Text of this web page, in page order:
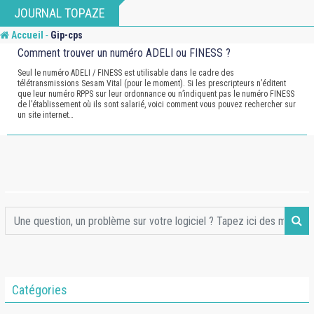
to
content
JOURNAL TOPAZE
Accueil - Gip-cps
Comment trouver un numéro ADELI ou FINESS ?
Seul le numéro ADELI / FINESS est utilisable dans le cadre des
télétransmissions Sesam Vital (pour le moment). Si les prescripteurs n’éditent
que leur numéro RPPS sur leur ordonnance ou n’indiquent pas le numéro FINESS
de l’établissement où ils sont salarié, voici comment vous pouvez rechercher sur
un site internet…
Catégories